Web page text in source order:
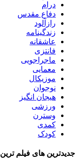
درام
دفاع مقدس
رازآلود
زندگینامه
عاشقانه
فانتزی
ماجراجویی
معمایی
موزیکال
نوجوان
هیجان انگیز
ورزشی
وسترن
کمدی
کودک
جدیدترین های فیلم ترین